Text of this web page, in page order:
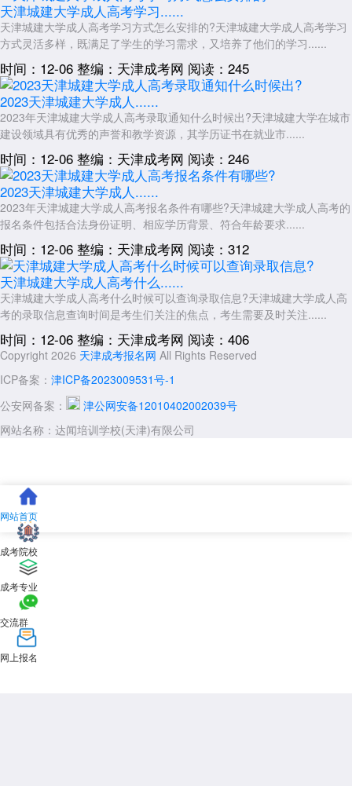
天津城建大学成人高考学习......
天津城建大学成人高考学习方式怎么安排的?天津城建大学成人高考学习
方式灵活多样，既满足了学生的学习需求，又培养了他们的学习......
时间：12-06 整编：天津成考网 阅读：245
2023天津城建大学成人......
2023年天津城建大学成人高考录取通知什么时候出?天津城建大学在城市
建设领域具有优秀的声誉和教学资源，其学历证书在就业市......
时间：12-06 整编：天津成考网 阅读：246
2023天津城建大学成人......
2023年天津城建大学成人高考报名条件有哪些?天津城建大学成人高考的
报名条件包括合法身份证明、相应学历背景、符合年龄要求......
时间：12-06 整编：天津成考网 阅读：312
天津城建大学成人高考什么......
天津城建大学成人高考什么时候可以查询录取信息?天津城建大学成人高
考的录取信息查询时间是考生们关注的焦点，考生需要及时关注......
时间：12-06 整编：天津成考网 阅读：406
Copyright 2026 天津成考报名网 All Rights Reserved
ICP备案： 津ICP备2023009531号-1
公安网备案：
津公网安备12010402002039号
网站名称：达闻培训学校(天津)有限公司
网站首页
成考院校
成考专业
交流群
网上报名